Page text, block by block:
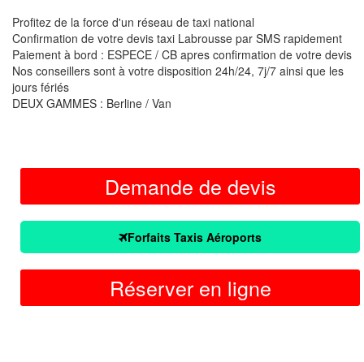
Profitez de la force d'un réseau de taxi national
Confirmation de votre devis taxi Labrousse par SMS rapidement
Paiement à bord : ESPECE / CB apres confirmation de votre devis
Nos conseillers sont à votre disposition 24h/24, 7j/7 ainsi que les
jours fériés
DEUX GAMMES : Berline / Van
Demande de devis
Forfaits Taxis Aéroports
Réserver en ligne